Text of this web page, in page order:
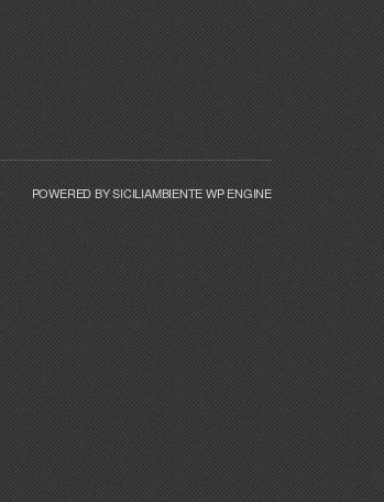
POWERED BY SICILIAMBIENTE WP ENGINE